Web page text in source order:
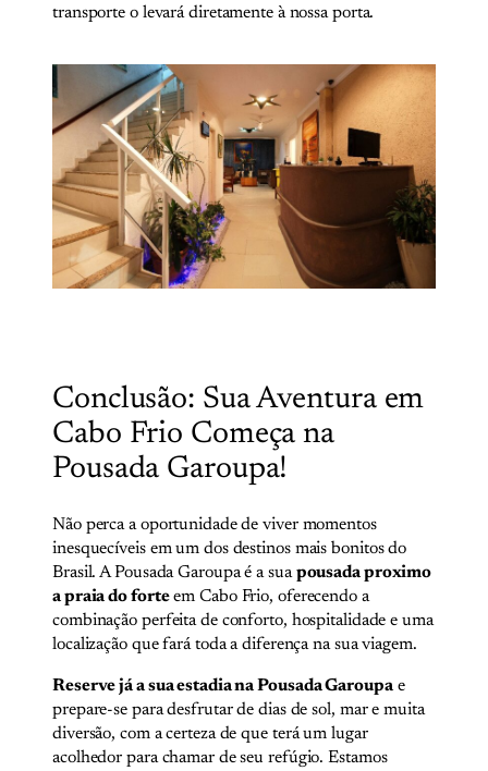
transporte o levará diretamente à nossa porta.
Conclusão: Sua Aventura em
Cabo Frio Começa na
Pousada Garoupa!
Não perca a oportunidade de viver momentos
inesquecíveis em um dos destinos mais bonitos do
Brasil. A Pousada Garoupa é a suapousada proximo
a praia do forteem Cabo Frio, oferecendo a
combinação perfeita de conforto, hospitalidade e uma
localização que fará toda a diferença na sua viagem.
Reserve já a sua estadia na Pousada Garoupae
prepare-se para desfrutar de dias de sol, mar e muita
diversão, com a certeza de que terá um lugar
acolhedor para chamar de seu refúgio. Estamos